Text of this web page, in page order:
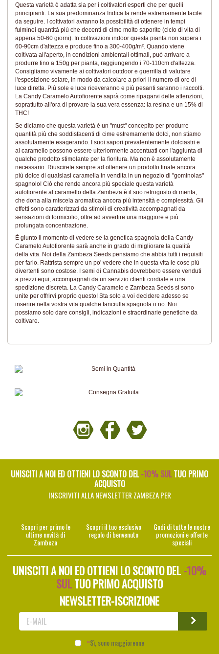
Questa varietà è adatta sia per i coltivatori esperti che per quelli
principianti. La sua predominanza Indica la rende estremamente facile
da seguire. I coltivatori avranno la possibilità di ottenere in tempi
fulminei quantità più che decenti di cime molto saporite (ciclo di vita di
appena 50-60 giorni). In coltivazioni indoor questa pianta non supera i
60-90cm d'altezza e produce fino a 300-400g/m². Quando viene
coltivata all'aperto, in condizioni ambientali ottimali, può arrivare a
produrre fino a 150g per pianta, raggiungendo i 70-110cm d'altezza.
Consigliamo vivamente ai coltivatori outdoor e guerrilla di valutare
l'esposizione solare, in modo da calcolare a priori il numero di ore di
luce diretta. Più sole e luce riceveranno e più pesanti saranno i raccolti.
La Candy Caramelo Autofiorente saprà come ripagarvi delle attenzioni,
soprattutto all'ora di provare la sua vera essenza: la resina e un 15% di
THC!
Se diciamo che questa varietà è un "must" concepito per produrre
quantità più che soddisfacenti di cime estremamente dolci, non stiamo
assolutamente esagerando. I suoi sapori prevalentemente dolciastri e
al caramello possono essere ulteriormente accentuati con l'aggiunta di
qualche prodotto stimolante per la fioritura. Ma non è assolutamente
necessario. Riuscirete sempre ad ottenere un prodotto finale ancora
più dolce di qualsiasi caramella in vendita in un negozio di "gominolas"
spagnolo! Ciò che rende ancora più speciale questa varietà
autofiorente al caramello della Zambeza è il suo retrogusto di menta,
che dona alla miscela aromatica ancora più intensità e complessità. Gli
effetti sono caratterizzati da stimoli di creatività accompagnati da
sensazioni di formicolio, oltre ad avvertire una maggiore e più
prolungata concentrazione.
È giunto il momento di vedere se la genetica spagnola della Candy
Caramelo Autofiorente sarà anche in grado di migliorare la qualità
della vita. Noi della Zambeza Seeds pensiamo che abbia tutti i requisiti
per farlo. Rattrista sempre un po' vedere che in questa vita le cose più
divertenti sono costose. I semi di Cannabis dovrebbero essere venduti
a prezzi equi, accompagnati da un servizio clienti cordiale e una
spedizione discreta. La Candy Caramelo e Zambeza Seeds si sono
unite per offrirvi proprio questo! Sta solo a voi decidere adesso se
inserire nella vostra vita qualche fanciulla spagnola o no. Noi
possiamo solo dare consigli, indicazioni e straordinarie genetiche da
coltivare.
UNISCITI A NOI ED OTTIENI LO SCONTO DEL-10% SULTUO PRIMO
ACQUISTO
INSCRIVITI ALLA NEWSLETTER ZAMBEZA PER
Scopri per primo le
ultime novità di
Zambeza
Scopri il tuo esclusivo
regalo di benvenuto
Godi di tutte le nostre
promozioni e offerte
speciali
UNISCITI A NOI ED OTTIENI LO SCONTO DEL-10%
SULTUO PRIMO ACQUISTO
NEWSLETTER-ISCRIZIONE
Sì, sono maggiorenne